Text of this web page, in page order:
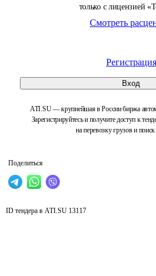
только с лицензией
Смотреть
Регистрация
Вход
ATI.SU — крупнейшая в России биржа
Зарегистрируйтесь и получите доступ к
на перевозку грузов и поиск
Поделиться
ID тендера в ATI.SU 13117